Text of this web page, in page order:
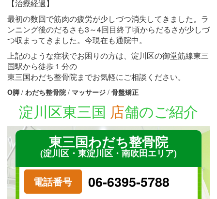
【治療経過】
最初の数回で筋肉の疲労が少しづつ消失してきました。ラ
ンニング後のだるさも3～4回目終了頃からだるさが少しづ
つ収まってきました。今現在も通院中。
上記のような症状でお困りの方は、淀川区の御堂筋線東三
国駅から徒歩１分の
東三国わだち整骨院までお気軽にご相談ください。
O脚 / わだち整骨院 / マッサージ / 骨盤矯正
淀川区東三国 店舗のご紹介
東三国わだち整骨院
(淀川区・東淀川区・南吹田エリア)
電話番号 06-6395-5788